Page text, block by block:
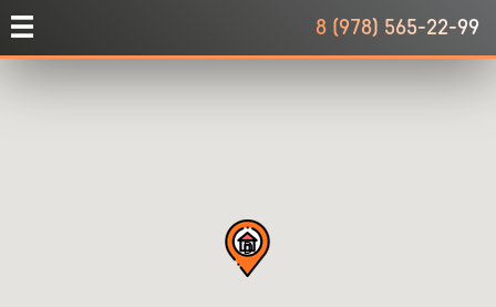
8 (978) 565-22-99
D